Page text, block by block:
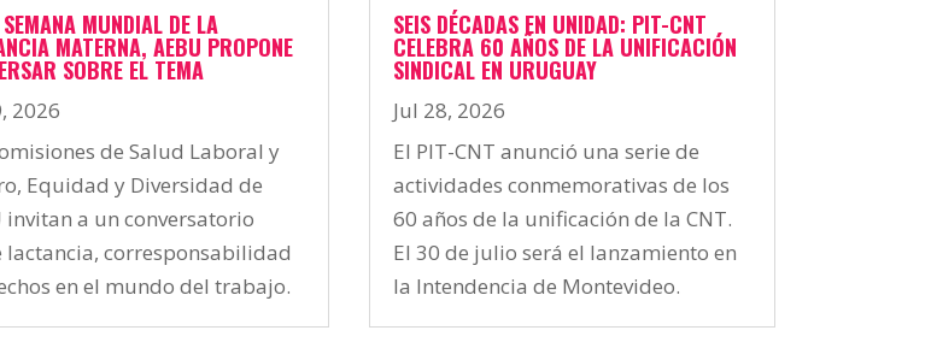
MUNDIAL DE LA
MATERNA, AEBU PROPONE
SOBRE EL TEMA
2026
de Salud Laboral y
Equidad y Diversidad de
invitan a un conversatorio
lactancia, corresponsabilidad
en el mundo del trabajo.
SEIS DÉCADAS EN UNIDAD: PIT-CNT
CELEBRA 60 AÑOS DE LA UNIFICACIÓN
SINDICAL EN URUGUAY
Jul 28, 2026
El PIT-CNT anunció una serie de
actividades conmemorativas de los
60 años de la unificación de la CNT.
El 30 de julio será el lanzamiento en
la Intendencia de Montevideo.